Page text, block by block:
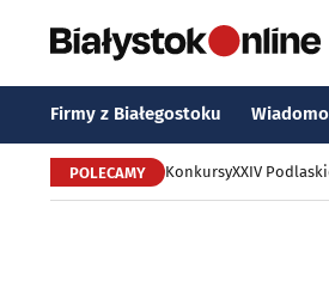
Firmy z Białegostoku
POLECAMY KonkursyXXIV